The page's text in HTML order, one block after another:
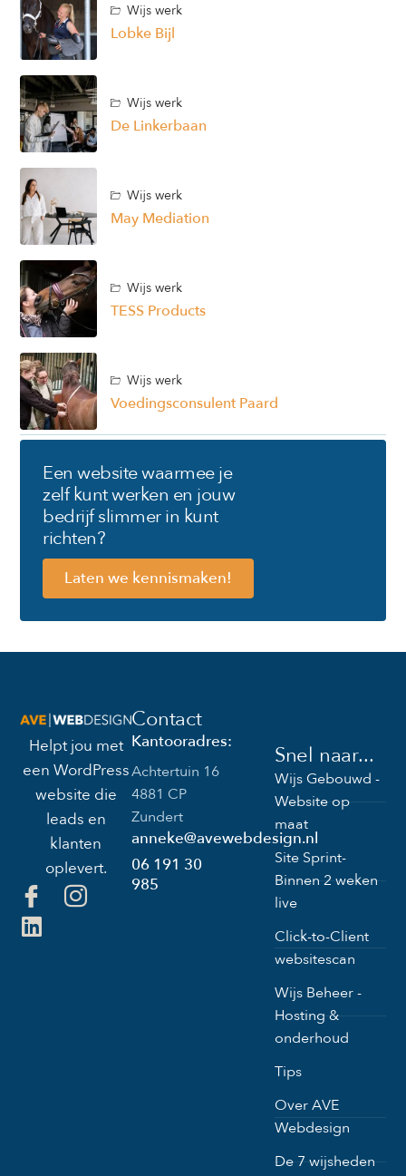
Wijs werk
Lobke Bijl
Wijs werk
De Linkerbaan
Wijs werk
May Mediation
Wijs werk
TESS Products
Wijs werk
Voedingsconsulent Paard
Een website waarmee je
zelf kunt werken en jouw
bedrijf slimmer in kunt
richten?
Laten we kennismaken!
Helpt jou met
een WordPress
website die
leads en
klanten
oplevert.
Contact
Kantooradres:
Achtertuin 16
4881 CP
Zundert
anneke@avewebdesign.nl
06 191 30
985
Snel naar...
Wijs Gebouwd -
Website op
maat
Site Sprint-
Binnen 2 weken
live
Click-to-Client
websitescan
Wijs Beheer -
Hosting &
onderhoud
Tips
Over AVE
Webdesign
De 7 wijsheden